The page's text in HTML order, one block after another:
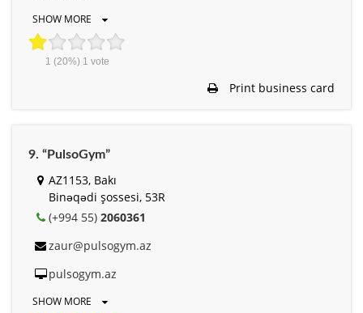
SHOW MORE
1 (20%) 1 vote
Print business card
9. “PulsoGym”
AZ1153, Bakı
Binəqədi şossesi, 53R
(+994 55) 2060361
zaur@pulsogym.az
pulsogym.az
SHOW MORE